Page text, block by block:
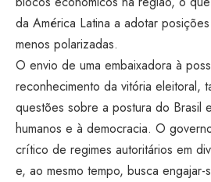
da América Latina a adotar
menos polarizadas.
O envio de uma embaixadora à
reconhecimento da vitória eleitoral,
questões sobre a postura do Brasil
humanos e à democracia. O
crítico de regimes autoritários em
e, ao mesmo tempo, busca